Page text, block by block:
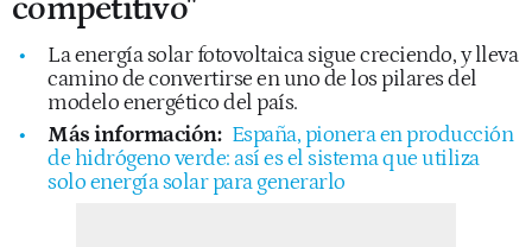
competitivo"
La energía solar fotovoltaica sigue creciendo, y lleva
camino de convertirse en uno de los pilares del
modelo energético del país.
Más información: España, pionera en producción
de hidrógeno verde: así es el sistema que utiliza
solo energía solar para generarlo